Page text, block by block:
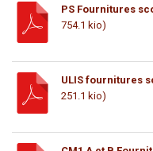
PS Fournitures
754.1 kio)
ULIS fournitures
251.1 kio)